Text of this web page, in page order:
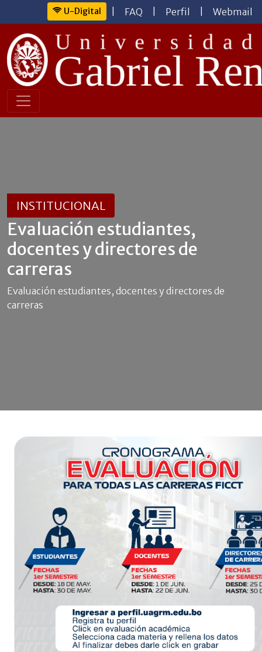
U-Digital FAQ Perfil Webmail
INSTITUCIONAL
Evaluación estudiantes,
docentes y directores de
carreras
Evaluación estudiantes, docentes y directores de
carreras